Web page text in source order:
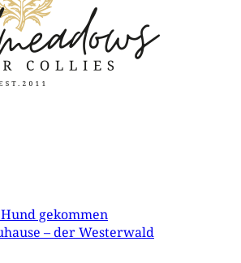
gekommen
– der Westerwald